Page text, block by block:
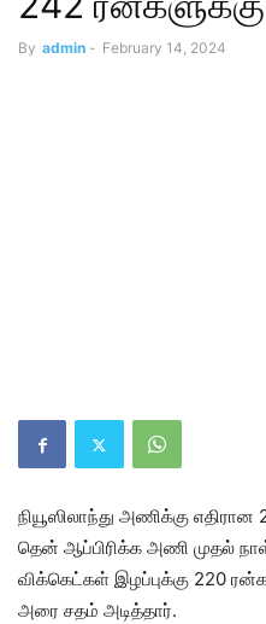
By admin - February 14, 2024
நியூஸிலாந்து அணிக்கு
தென் ஆப்பிரிக்க அணி முதல்
விக்கெட்கள் இழப்புக்கு 220
அரை சதம் அடித்தார்.